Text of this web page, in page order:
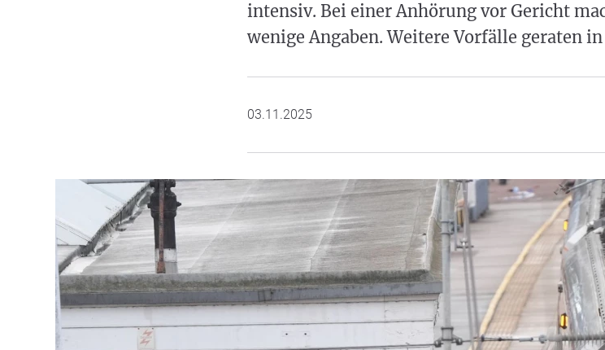
intensiv. Bei einer Anhörung vor Gericht
wenige Angaben. Weitere Vorfälle geraten in
03.11.2025